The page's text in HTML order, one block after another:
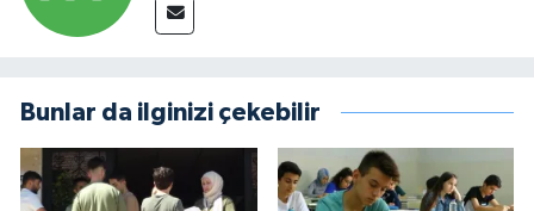
Bunlar da ilginizi çekebilir